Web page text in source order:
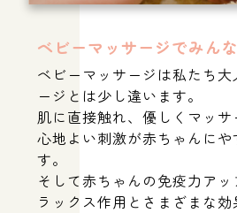
ベビーマッサージでみん
ベビーマッサージは私たち
ージとは少し違います。
肌に直接触れ、優しくマッ
心地よい刺激が赤ちゃんにや
す。
そして赤ちゃんの免疫力アッ
ラックス作用とさまざまな効
address｜大阪府
open｜10:00～
close｜不定